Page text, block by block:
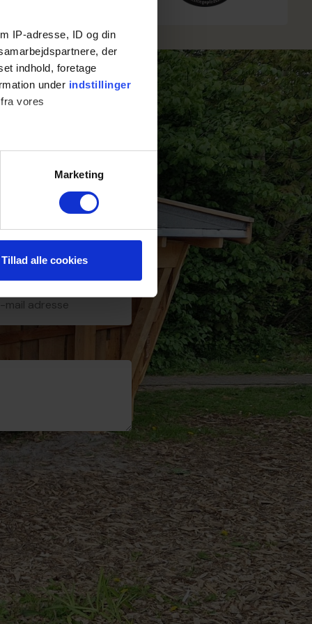
IP-adresse, ID og din
der
indhold, foretage
under indstillinger
vores
for sociale medier,
Marketing
Tillad alle cookies
vender